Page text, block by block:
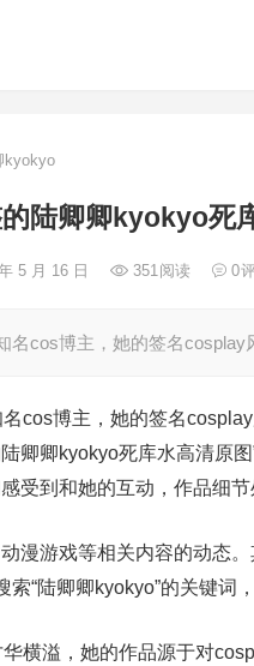
kyokyo
陆卿卿kyokyo死
5 月 16 日 351阅读 0
名cos博主，她的签名
cos博主，她的签名
卿卿kyokyo死库水高清原
受到和她的互动，作品细
漫游戏等相关内容的动态
“陆卿卿kyokyo”的关键词
横溢，她的作品源于对